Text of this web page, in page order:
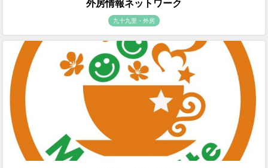
外房情報ネットワーク
九十九里・外房